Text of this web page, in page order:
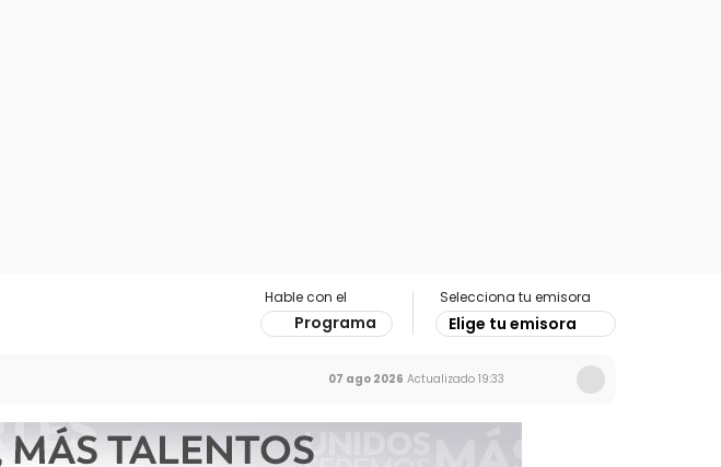
Hable con el
Programa
Selecciona tu emisora
Elige tu emisora
07 ago 2026 Actualizado 19:33